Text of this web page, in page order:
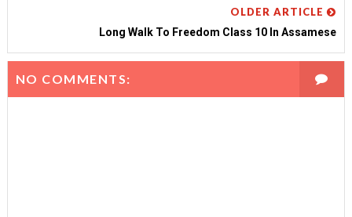
OLDER ARTICLE
Long Walk To Freedom Class 10 In Assamese
NO COMMENTS: